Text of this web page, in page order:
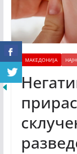
МАКЕДОНИЈА